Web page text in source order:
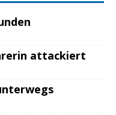
attackiert